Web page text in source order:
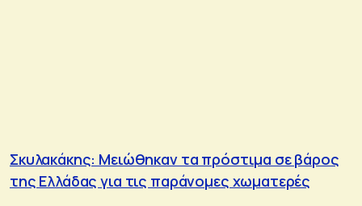
Σκυλακάκης: Μειώθηκαν τα πρόστιμα σε βάρος
της Ελλάδας για τις παράνομες χωματερές